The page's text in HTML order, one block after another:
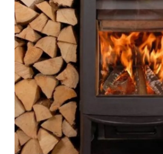
Bagno
Arredo Bagno
Sanitari
Cabine Doccia
Idromassaggio
Accessori Bagno
Rubinetteria
Vasche da Bagno